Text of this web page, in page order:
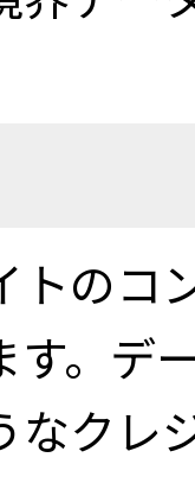
トのコ
す。デ
なクレ